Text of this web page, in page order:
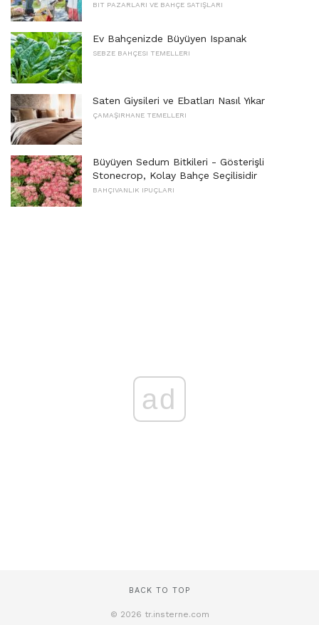
BIT PAZARLARI VE BAHÇE SATIŞLARI
Ev Bahçenizde Büyüyen Ispanak
SEBZE BAHÇESI TEMELLERI
Saten Giysileri ve Ebatları Nasıl Yıkar
ÇAMAŞIRHANE TEMELLERI
Büyüyen Sedum Bitkileri - Gösterişli
Stonecrop, Kolay Bahçe Seçilisidir
BAHÇIVANLIK IPUÇLARI
ad
BACK TO TOP
© 2026 tr.insterne.com